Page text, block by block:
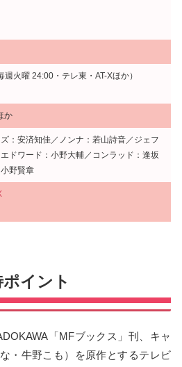
火曜 24:00・テレ東・AT-Xほか）
か
：安済知佳／ノンナ：若山詩音／ジェフ
ドワード：小野大輔／コンラッド：逢坂
野賢章
イント
「MFブックス」刊、キャ
・牛野こも）を原作とするテレビ